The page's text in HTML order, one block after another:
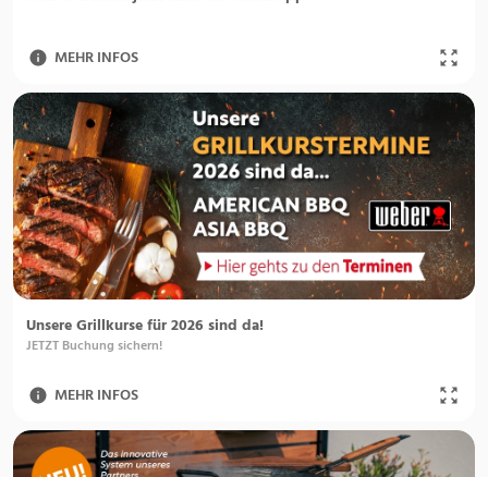
MEHR INFOS
Unsere Grillkurse für 2026 sind da!
JETZT Buchung sichern!
MEHR INFOS